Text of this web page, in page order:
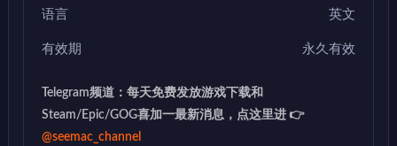
语言 英文
有效期 永久有效
Telegram频道：每天免费发放游戏下载和
Steam/Epic/GOG喜加一最新消息，点这里进 👉
@seemac_channel